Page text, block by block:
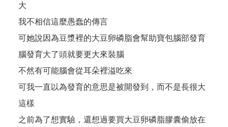
大
我不相信這麼愚蠢的傳言
可她說因為豆漿裡的大豆卵磷脂會幫助寶包腦部發育
腦發育大了頭就要更大來裝腦
不然有可能腦會從耳朵裡溢吃來
可我一直以為發育的意思是被開發到，而不是長很大
這樣
之前為了想實驗，還想過要買大豆卵磷脂膠囊偷放在